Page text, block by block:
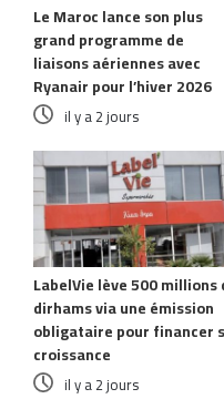
Le Maroc lance son plus
grand programme de
liaisons aériennes avec
Ryanair pour l’hiver 2026
il y a 2 jours
LabelVie lève 500 millions
dirhams via une émission
obligataire pour financer
croissance
il y a 2 jours